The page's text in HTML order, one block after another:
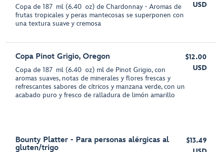
Copa de 187 ml (6.40 oz) de Chardonnay - Aromas de
frutas tropicales y peras mantecosas se superponen con
una textura suave y cremosa
USD
Copa Pinot Grigio, Oregon
Copa de 187 ml (6.40 oz) ml de Pinot Grigio, con
aromas suaves, notas de minerales y flores frescas y
refrescantes sabores de cítricos y manzana verde, con un
acabado puro y fresco de ralladura de limón amarillo
$12.00
USD
Bounty Platter - Para personas alérgicas al
gluten/trigo
$13.49